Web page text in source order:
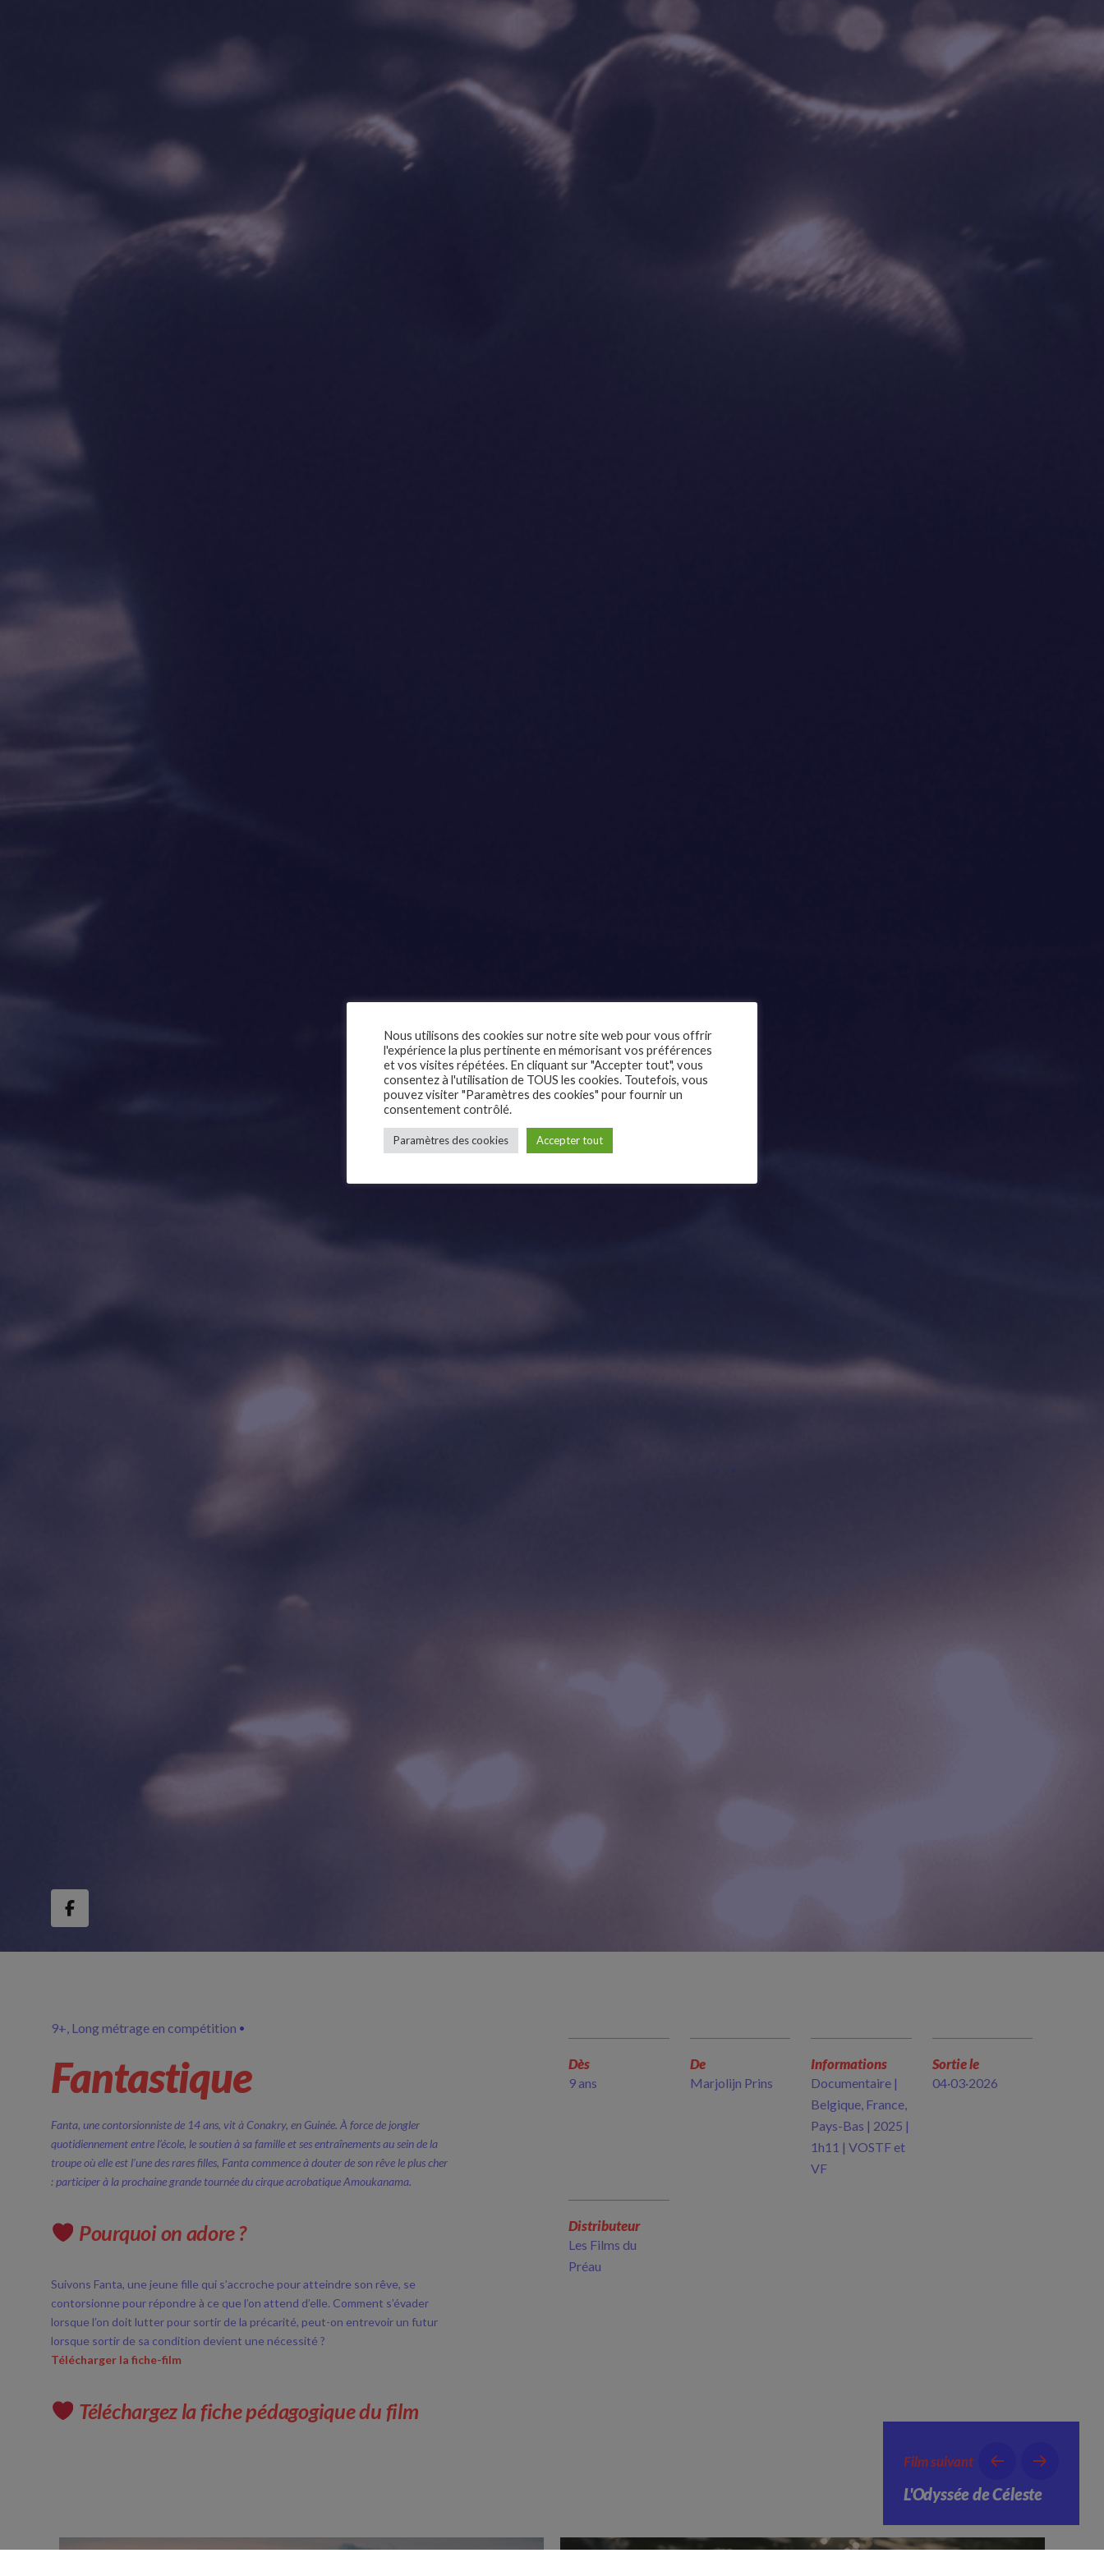
9+ Long métrage en compétition
Fantastique
Fanta, une contorsionniste de 14 ans, vit à Conakry, en Guinée. À force de jongler
quotidiennement entre l’école, le soutien à sa famille et ses entraînements au sein de la
troupe où elle est l’une des rares filles, Fanta commence à douter de son rêve le plus cher
: participer à la prochaine grande tournée du cirque acrobatique Amoukanama.
Pourquoi on adore ?
Suivons Fanta, une jeune fille qui s’accroche pour atteindre son rêve, se
contorsionne pour répondre à ce que l’on attend d’elle. Comment s’évader
lorsque l’on doit lutter pour sortir de la précarité, peut-on entrevoir un futur
lorsque sortir de sa condition devient une nécessité ?
Télécharger la fiche-film
Téléchargez la fiche pédagogique du film
Dès
9 ans
De
Marjolijn Prins
Informations
Documentaire |
Belgique, France,
Pays-Bas | 2025 |
1h11 | VOSTF et
VF
Sortie le
04·03·2026
Distributeur
Les Films du
Préau
Film suivant
L'Odyssée de Céleste
Nous utilisons des cookies sur notre site web pour vous offrir
l'expérience la plus pertinente en mémorisant vos préférences
et vos visites répétées. En cliquant sur "Accepter tout", vous
consentez à l'utilisation de TOUS les cookies. Toutefois, vous
pouvez visiter "Paramètres des cookies" pour fournir un
consentement contrôlé.
Paramètres des cookies Accepter tout